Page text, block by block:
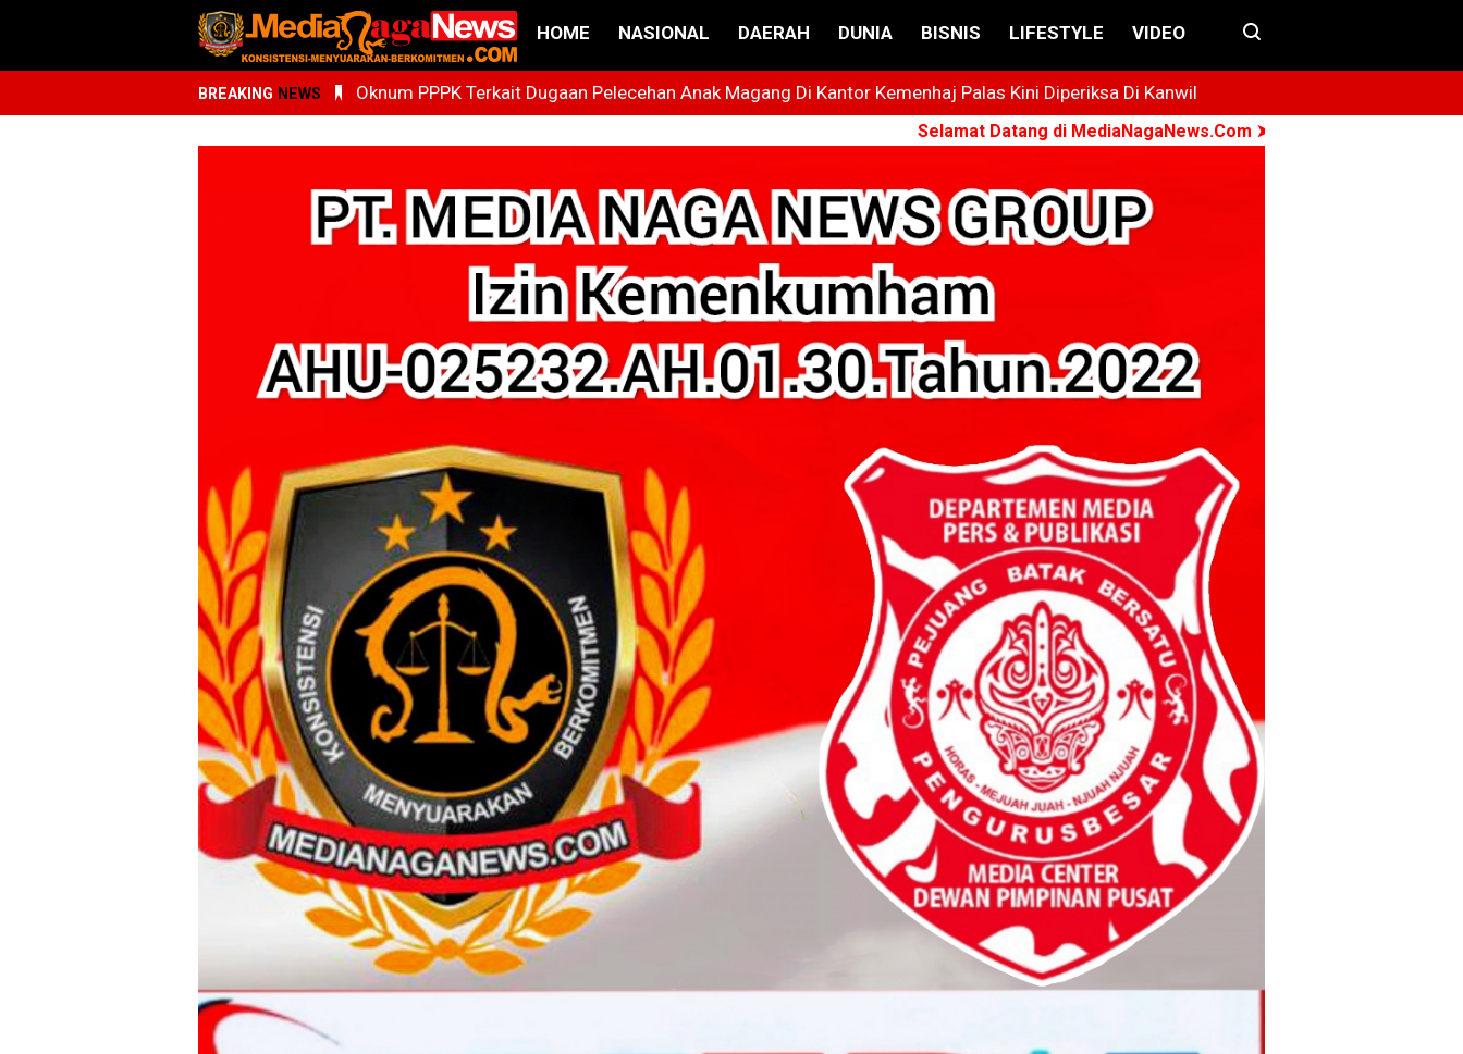
HOME NASIONAL DAERAH DUNIA BISNIS LIFESTYLE VIDEO
BREAKING NEWS
Oknum PPPK Terkait Dugaan Pelecehan Anak Magang Di Kantor Kemenhaj Palas Kini Diperiksa Di Kanwil
Kemenhaj Sumut
Whisnu Legenda Bintang Yang Terus Cemerlang
Selamat Datang di MediaNagaNews.Com ➤ Konsisten - Menyuarakan -